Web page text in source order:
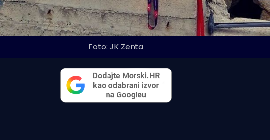
Foto: JK Zenta